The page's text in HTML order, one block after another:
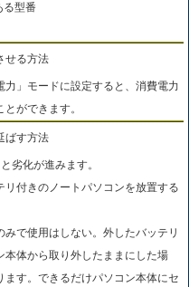
る型番
せる方法
」モードに設定すると、消費電力
ができます。
ばす方法
劣化が進みます。
付きのノートパソコンを放置する
で使用はしない。外したバッテリ
体から取り外したままにした場
す。できるだけパソコン本体にセ